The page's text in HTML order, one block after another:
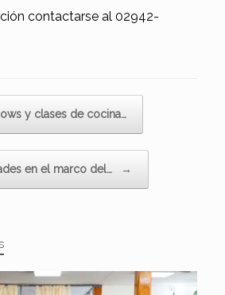
contactarse al 02942-
y clases de cocina…
en el marco del… →